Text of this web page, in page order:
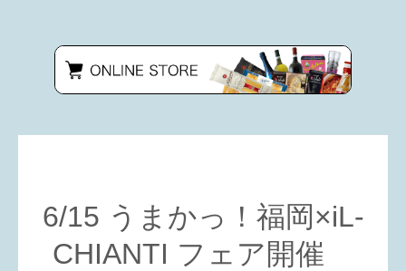
6/15 うまかっ！福岡×iL-
CHIANTI フェア開催